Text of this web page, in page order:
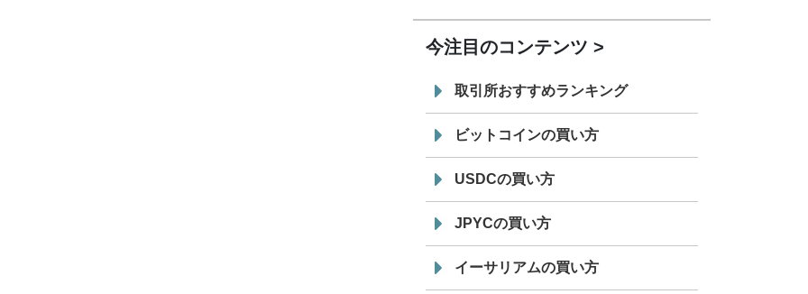
「 JPYC」を追加
19:30
てステーブルコイン「JPYSC」徹底解
説セミナーを開催
今注目のコンテンツ
取引所おすすめランキング
ビットコインの買い方
USDCの買い方
JPYCの買い方
イーサリアムの買い方